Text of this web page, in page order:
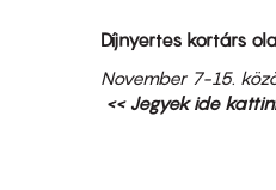
Díjnyertes kortárs
November 7-15.
<< Jegyek ide